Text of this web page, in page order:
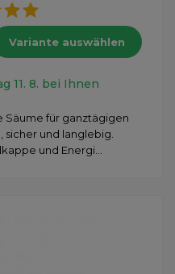
Variante auswählen
11. 8. bei Ihnen
Säume für ganztägigen
und langlebig.
und Energi...